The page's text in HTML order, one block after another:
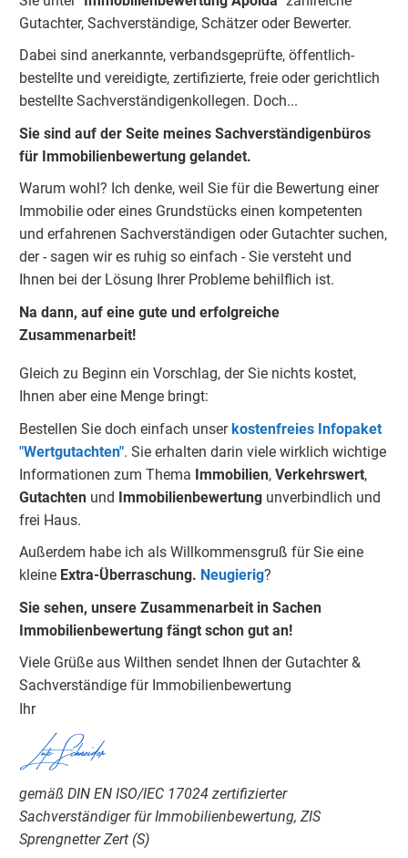
Gutachter, Sachverständige, Schätzer oder Bewerter.
Dabei sind anerkannte, verbandsgeprüfte, öffentlich-
bestellte und vereidigte, zertifizierte, freie oder gerichtlich
bestellte Sachverständigenkollegen. Doch...
Sie sind auf der Seite meines Sachverständigenbüros
für Immobilienbewertung gelandet.
Warum wohl? Ich denke, weil Sie für die Bewertung einer
Immobilie oder eines Grundstücks einen kompetenten
und erfahrenen Sachverständigen oder Gutachter suchen,
der - sagen wir es ruhig so einfach - Sie versteht und
Ihnen bei der Lösung Ihrer Probleme behilflich ist.
Na dann, auf eine gute und erfolgreiche
Zusammenarbeit!
Gleich zu Beginn ein Vorschlag, der Sie nichts kostet,
Ihnen aber eine Menge bringt:
Bestellen Sie doch einfach unserkostenfreies Infopaket
"Wertgutachten". Sie erhalten darin viele wirklich wichtige
Informationen zum Thema Immobilien, Verkehrswert,
Gutachten und Immobilienbewertung unverbindlich und
frei Haus.
Außerdem habe ich als Willkommensgruß für Sie eine
kleine Extra-Überraschung. Neugierig?
Sie sehen, unsere Zusammenarbeit in Sachen
Immobilienbewertung fängt schon gut an!
Viele Grüße aus Wilthen sendet Ihnen der Gutachter &
Sachverständige für Immobilienbewertung
Ihr
Lutz Schneider
gemäß DIN EN ISO/IEC 17024 zertifizierter
Sachverständiger für Immobilienbewertung, ZIS
Sprengnetter Zert (S)